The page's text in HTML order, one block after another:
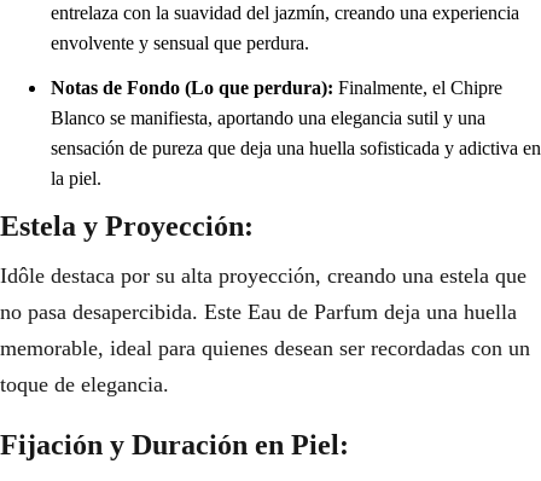
entrelaza con la suavidad del jazmín, creando una experiencia
envolvente y sensual que perdura.
Notas de Fondo (Lo que perdura): Finalmente, el Chipre
Blanco se manifiesta, aportando una elegancia sutil y una
sensación de pureza que deja una huella sofisticada y adictiva en
la piel.
Estela y Proyección:
Idôle destaca por su alta proyección, creando una estela que
no pasa desapercibida. Este Eau de Parfum deja una huella
memorable, ideal para quienes desean ser recordadas con un
toque de elegancia.
Fijación y Duración en Piel: